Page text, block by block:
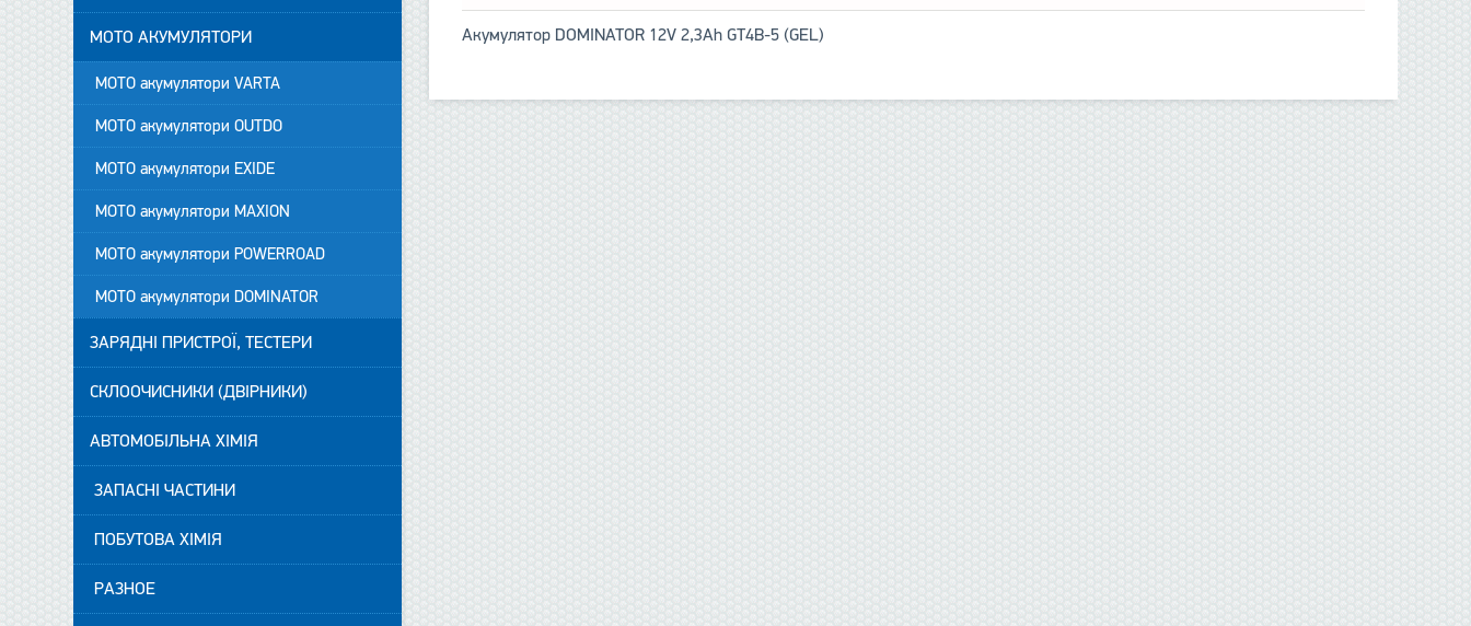
Акумулятор DOMINATOR 12V 2,3Ah GT4B-5 (GEL)
МОТО АКУМУЛЯТОРИ
МОТО акумулятори VARTA
МОТО акумулятори OUTDO
МОТО акумулятори EXIDE
МОТО акумулятори MAXION
МОТО акумулятори POWERROAD
МОТО акумулятори DOMINATOR
ЗАРЯДНІ ПРИСТРОЇ, ТЕСТЕРИ
СКЛООЧИСНИКИ (ДВІРНИКИ)
АВТОМОБІЛЬНА ХІМІЯ
ЗАПАСНІ ЧАСТИНИ
ПОБУТОВА ХІМІЯ
РАЗНОЕ